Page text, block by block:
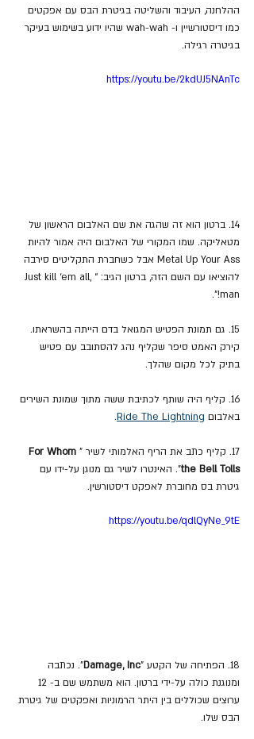
ההלחנה, העיבוד והשליטה בגיטרת הבס עם אפקטים
כמו דיסטורשיין ו- wah-wah שהיו ידוע בשימוש בעיקר
בגיטרה רגילה.
https://youtu.be/2kdUJ5NAnTc
14. ברטון הוא זה שהגה את שם האלבום הראשון של
מטאליקה. שמו המקורי של האלבום היה אמור להיות
Metal Up Your Ass אבל כשחברת התקליטים סירבה
להוציאו עם השם הזה, ברטון הגיב: “Just kill ‘em all,
man!”.
15. גם תמונת הפטיש המגואל בדם הייתה בהשראתו.
קירק האמט סיפר שקליף נהג להסתובב עם פטיש
בתיק לכל מקום שהלך.
16. קליף היה שותף לכתיבת ששה מתוך שמונת השירים
באלבום Ride The Lightning
.
17. קליף כתב את הריף האלמותי לשיר "
For Whom
the Bell Tolls". האינטרו לשיר גם מנוגן על-ידו עם
גיטרת בס מחוברת לאפקט דיסטורשין.
https://youtu.be/qdlQyNe_9tE
18. הפתיחה של הקטע " Damage, Inc". נכתבה
ערוצים שכוללים בין היתר הרמוניות ואפקטים של גיטרת
הבס שלו.